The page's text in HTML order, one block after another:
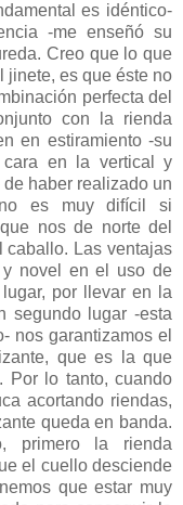
es idéntico-
-me enseñó su
Creo que lo que
jinete, es que éste no
perfecta del
con la rienda
en estiramiento -su
cara en la vertical y
haber realizado un
es muy difícil si
nos de norte del
caballo. Las ventajas
y novel en el uso de
por llevar en la
segundo lugar -esta
nos garantizamos el
que es la que
Por lo tanto, cuando
acortando riendas,
queda en banda.
primero la rienda
el cuello desciende
que estar muy